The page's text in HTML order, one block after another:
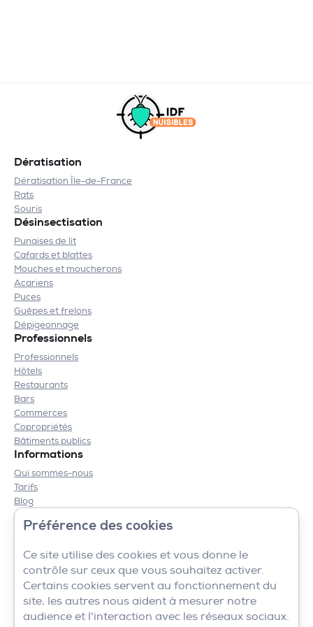
Préférence des cookies
Ce site utilise des cookies et vous donne le
contrôle sur ceux que vous souhaitez activer.
Certains cookies servent au fonctionnement du
site, les autres nous aident à mesurer notre
audience et l'interaction avec les réseaux sociaux.
Dératisation
Dératisation Île-de-France
Rats
Souris
Désinsectisation
Punaises de lit
Cafards et blattes
Mouches et moucherons
Acariens
Puces
Guêpes et frelons
Dépigeonnage
Professionnels
Professionnels
Hôtels
Restaurants
Bars
Commerces
Copropriétés
Bâtiments publics
Informations
Qui sommes-nous
Tarifs
Blog
Contact
Mentions légales